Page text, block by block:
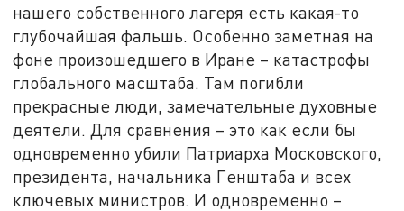
нашего собственного лагеря есть какая-то
глубочайшая фальшь. Особенно заметная на
фоне произошедшего в Иране – катастрофы
глобального масштаба. Там погибли
прекрасные люди, замечательные духовные
деятели. Для сравнения – это как если бы
одновременно убили Патриарха Московского,
президента, начальника Генштаба и всех
ключевых министров. И одновременно –